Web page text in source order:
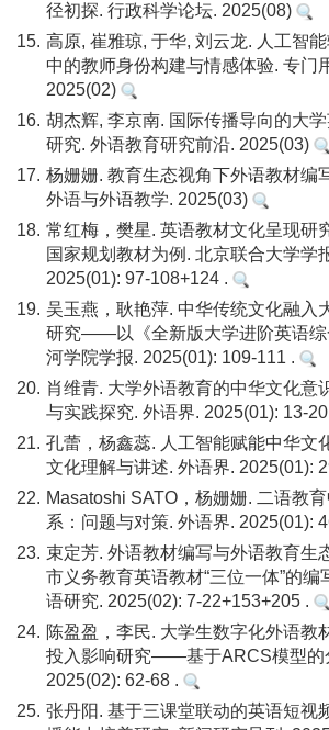
径初探. 行政科学论坛. 2025(08)
15. 高原, 崔雅琼, 于华, 刘云龙. 人工智
中的教师身份构建与情感体验. 专门
2025(02)
16. 胡杰辉, 李京南. 国际传播导向的大
研究. 外语教育研究前沿. 2025(03)
17. 杨姗姗. 教育生态视角下外语教材编
外语与外语教学. 2025(03)
18. 常红梅，樊星. 英语教材文化呈现
国家规划教材为例. 北京联合大学学
2025(01): 97-108+124 .
19. 吴玉燕，耿艳萍. 中华传统文化融入
研究——以《全新版大学进阶英语综
河学院学报. 2025(01): 109-111 .
20. 肖维青. 大学外语教育的中华文化意
与实践探究. 外语界. 2025(01): 13-20
21. 孔蕾，杨鑫蕊. 人工智能赋能中华文
文化理解与讲述. 外语界. 2025(01):
22. Masatoshi SATO，杨姗姗. 二语教
系：问题与对策. 外语界. 2025(01):
23. 束定芳. 外语教材编写与外语教育
市义务教育英语教材“三位一体”的编
语研究. 2025(02): 7-22+153+205 .
24. 陈盈盈，李民. 大学生数字化外语教
投入影响研究——基于ARCS模型的
2025(02): 62-68 .
25. 张丹阳. 基于三课堂联动的英语短视